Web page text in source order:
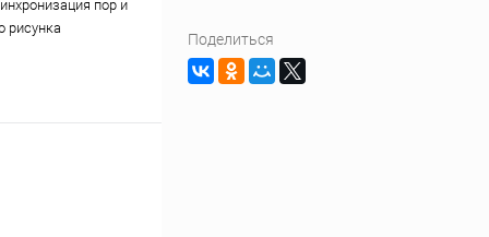
пор и
рисунка
Поделиться